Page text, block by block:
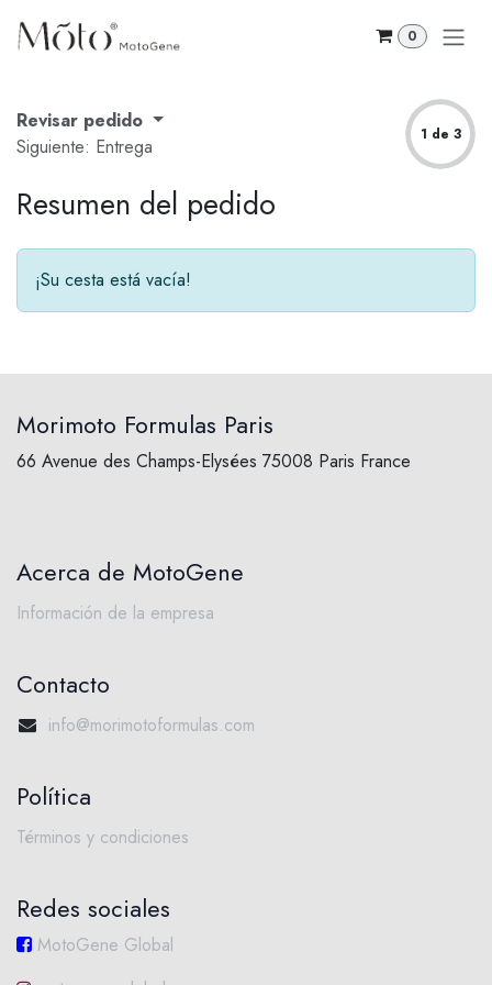
0
Revisar pedido
Siguiente: Entrega
1 de 3
Resumen del pedido
¡Su cesta está vacía!
Morimoto Formulas Paris
66 Avenue des Champs-Elysées 75008 Paris France
Acerca de MotoGene​
Información de la empresa
Contacto
info@morimotoformulas.com
Política
Términos y condiciones
Redes sociales
MotoGene Global